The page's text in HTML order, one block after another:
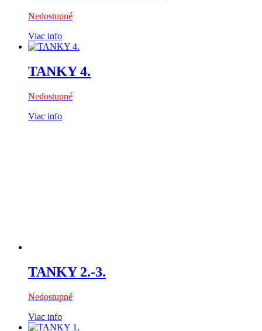
Nedostupné
Viac info
TANKY 4.
Nedostupné
Viac info
TANKY 2.-3.
Nedostupné
Viac info